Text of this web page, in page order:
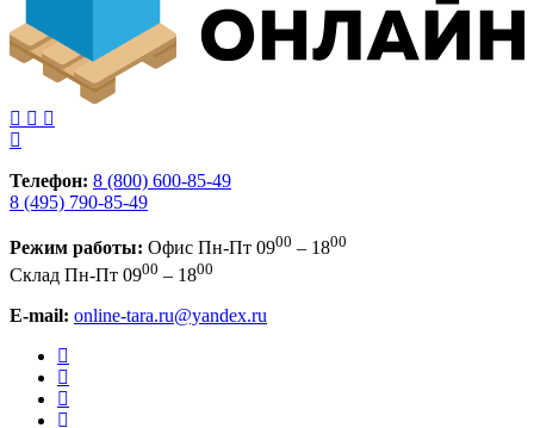
Телефон: 8 (800) 600-85-49
8 (495) 790-85-49
Режим работы: Офис Пн-Пт 0900 – 1800
Склад Пн-Пт 0900 – 1800
E-mail: online-tara.ru@yandex.ru